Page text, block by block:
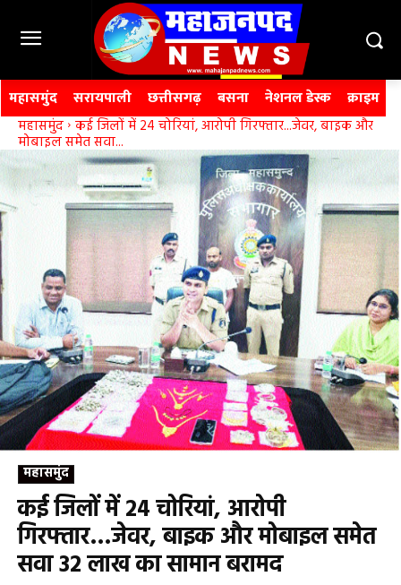
महासमुंद सरायपाली छत्तीसगढ़ बसना नेशनल डेस्क क्राइम
महासमुंद कई जिलों में 24 चोरियां, आरोपी गिरफ्तार...जेवर, बाइक और
मोबाइल समेत सवा...
महासमुंद
कई जिलों में 24 चोरियां, आरोपी
गिरफ्तार…जेवर, बाइक और मोबाइल समेत
सवा 32 लाख का सामान बरामद